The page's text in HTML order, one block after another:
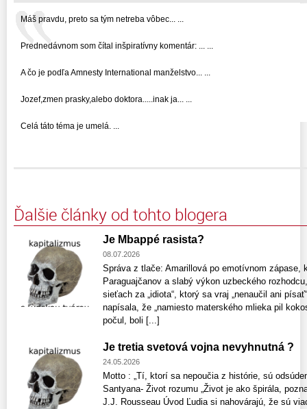
Máš pravdu, preto sa tým netreba vôbec... ...
Prednedávnom som čítal inšpiratívny komentár: ... ...
A čo je podľa Amnesty International manželstvo... ...
Jozef,zmen prasky,alebo doktora.....inak ja... ...
Celá táto téma je umelá. ...
Ďalšie články od tohto blogera
Je Mbappé rasista?
08.07.2026
Správa z tlače: Amarillová po emotívnom zápase,
Paraguajčanov a slabý výkon uzbeckého
sieťach za „idiota“, ktorý sa vraj „nenaučil ani
napísala, že „namiesto materského mlieka pil
počul, boli [...]
Je tretia svetová vojna nevyhnutná ?
24.05.2026
Motto : „Tí, ktorí sa nepoučia z histórie, sú
Santyana- Život rozumu „Život je ako špirála,
J.J. Rousseau Úvod Ľudia si nahovárajú, že sú